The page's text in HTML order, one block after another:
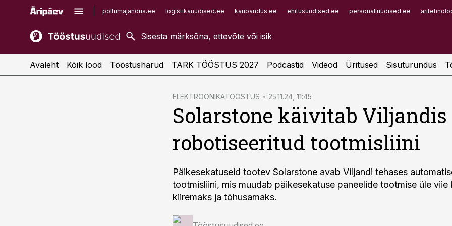
pollumajandus.ee logistikauudised.ee kaubandus.ee ehitusuudised.ee personaliuudised.ee
kaubandus.ee
kinnisvarauudised.ee
imelineajalugu.ee
Infopank
Avaleht Kõik lood Tööstusharud TARK TÖÖSTUS 2027 Podcastid Videod Üritused Sisuturundus
ELEKTROONIKATÖÖSTUS 25.11.24, 11:45
Solarstone käivitab Viljandis
robotiseeritud tootmisliini
Päikesekatuseid tootev Solarstone avab Viljandi tehases
tootmisliini, mis muudab päikesekatuse paneelide tootmise üle viie
kiiremaks ja tõhusamaks.